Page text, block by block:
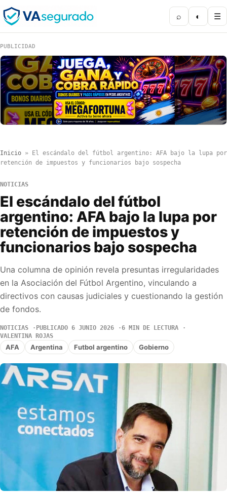
⌕ ◐ ☰
PUBLICIDAD
Inicio »
El escándalo del fútbol argentino: AFA bajo la lupa por
retención de impuestos y funcionarios bajo sospecha
NOTICIAS
El escándalo del fútbol
argentino: AFA bajo la lupa por
retención de impuestos y
funcionarios bajo sospecha
Una columna de opinión revela presuntas irregularidades
en la Asociación del Fútbol Argentino, vinculando a
directivos con causas judiciales y cuestionando la gestión
de fondos.
NOTICIAS PUBLICADO 6 JUNIO 2026
6 MIN DE LECTURA
VALENTINA ROJAS
AFA Argentina Futbol argentino Gobierno